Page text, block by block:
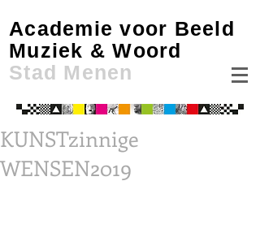
Academie voor Beeld
Muziek & Woord
Stad Menen
KUNSTzinnige
WENSEN2019